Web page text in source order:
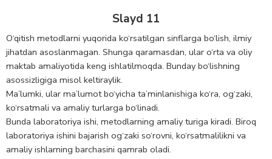
Slayd 11
O‘qitish metodlarni yuqorida ko‘rsatilgan sinflarga bo‘lish, ilmiy
jihatdan asoslanmagan. Shunga qaramasdan, ular o‘rta va oliy
maktab amaliyotida keng ishlatilmoqda. Bunday bo‘lishning
asossizligiga misol keltiraylik.
Ma’lumki, ular ma’lumot bo‘yicha ta’minlanishiga ko‘ra, og‘zaki,
ko‘rsatmali va amaliy turlarga bo‘linadi.
Bunda laboratoriya ishi, metodlarning amaliy turiga kiradi. Biroq
laboratoriya ishini bajarish og‘zaki so‘rovni, ko‘rsatmalilikni va
amaliy ishlarning barchasini qamrab oladi.